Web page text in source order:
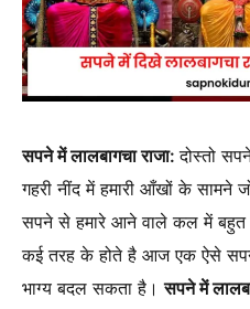
सपने में लालबागचा राजा:दोस्तो
गहरी नींद में हमारी आँखों के सामने
सपने से हमारे आने वाले कल में
कई तरह के होते है आज एक ऐसे
भाग्य बदल सकता है।सपने में